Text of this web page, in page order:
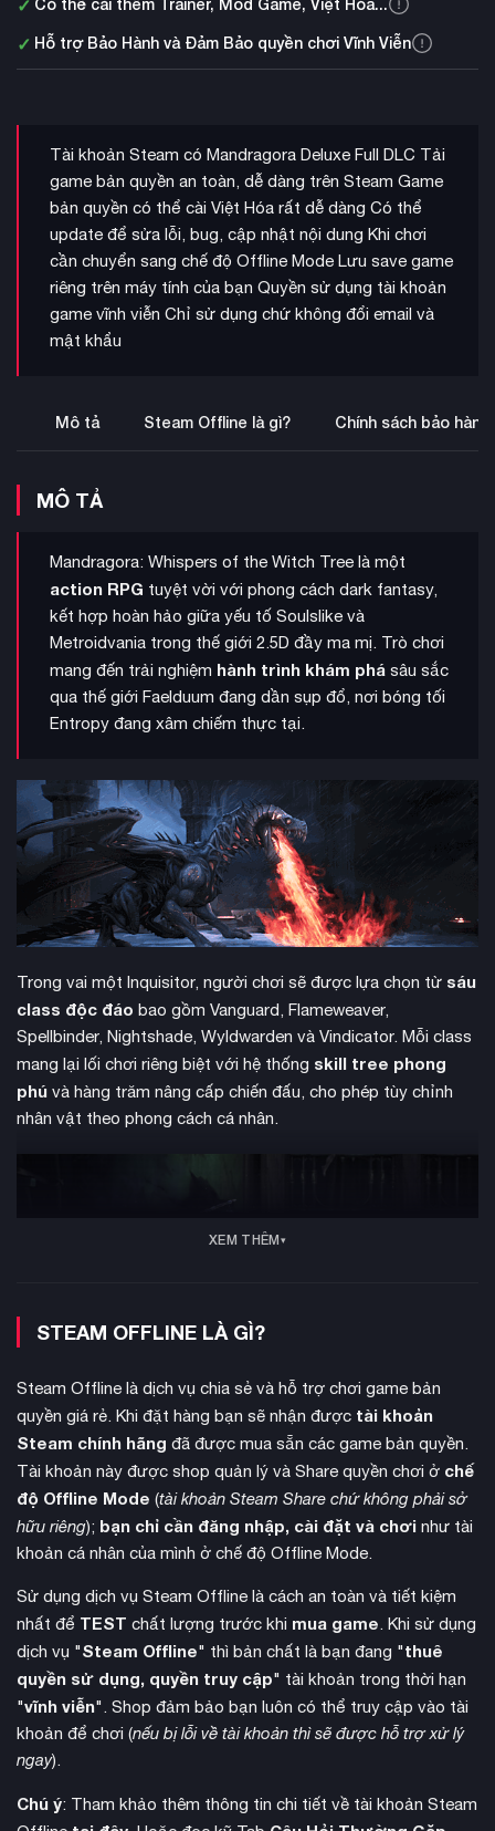
✓ Có thể cài thêm Trainer, Mod Game, Việt Hóa...
✓ Hỗ trợ Bảo Hành và Đảm Bảo quyền chơi Vĩnh Viễn
Tài khoản Steam có Mandragora Deluxe Full DLC Tải
game bản quyền an toàn, dễ dàng trên Steam Game
bản quyền có thể cài Việt Hóa rất dễ dàng Có thể
update để sửa lỗi, bug, cập nhật nội dung Khi chơi
cần chuyển sang chế độ Offline Mode Lưu save game
riêng trên máy tính của bạn Quyền sử dụng tài khoản
game vĩnh viễn Chỉ sử dụng chứ không đổi email và
mật khẩu
Mô tả Steam Offline là gì? Chính sách bảo hành
MÔ TẢ
Mandragora: Whispers of the Witch Tree là một
action RPG tuyệt vời với phong cách dark fantasy,
kết hợp hoàn hảo giữa yếu tố Soulslike và
Metroidvania trong thế giới 2.5D đầy ma mị. Trò chơi
mang đến trải nghiệm hành trình khám phá sâu sắc
qua thế giới Faelduum đang dần sụp đổ, nơi bóng tối
Entropy đang xâm chiếm thực tại.
Trong vai một Inquisitor, người chơi sẽ được lựa chọn từ sáu
class độc đáo bao gồm Vanguard, Flameweaver,
Spellbinder, Nightshade, Wyldwarden và Vindicator. Mỗi class
mang lại lối chơi riêng biệt với hệ thống skill tree phong
phú và hàng trăm nâng cấp chiến đấu, cho phép tùy chỉnh
nhân vật theo phong cách cá nhân.
Điểm đặc biệt của game là hệ thống Witch Lanternhuyền
thoại, cho phép người chơi xuyên qua các vết nứt thực tại để
khám phá vùng đất Entropy đen tối. Trong những khu vực
này, đèn lồng sẽ dần mất năng lượng, tạo ra thử thách về
thời gian và chiến thuật khi thu thậpEntropic Essenceđể
nâng cấp kỹ năng.
XEM THÊM
STEAM OFFLINE LÀ GÌ?
Steam Offline là dịch vụ chia sẻ và hỗ trợ chơi game bản
quyền giá rẻ. Khi đặt hàng bạn sẽ nhận được tài khoản
Steam chính hãng đã được mua sẵn các game bản quyền.
Tài khoản này được shop quản lý và Share quyền chơi ở chế
độ Offline Mode (tài khoản Steam Share chứ không phải sở
hữu riêng); bạn chỉ cần đăng nhập, cài đặt và chơi như tài
khoản cá nhân của mình ở chế độ Offline Mode.
Sử dụng dịch vụ Steam Offline là cách an toàn và tiết kiệm
nhất để TEST chất lượng trước khi mua game. Khi sử dụng
dịch vụ "Steam Offline" thì bản chất là bạn đang "thuê
quyền sử dụng, quyền truy cập" tài khoản trong thời hạn
"vĩnh viễn". Shop đảm bảo bạn luôn có thể truy cập vào tài
khoản để chơi (nếu bị lỗi về tài khoản thì sẽ được hỗ trợ xử lý
ngay).
Chú ý: Tham khảo thêm thông tin chi tiết về tài khoản Steam